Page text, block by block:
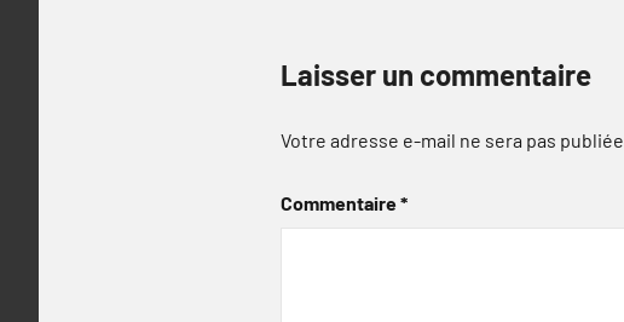
Laisser un commentaire
Votre adresse e-mail ne sera pas publiée.
Commentaire*